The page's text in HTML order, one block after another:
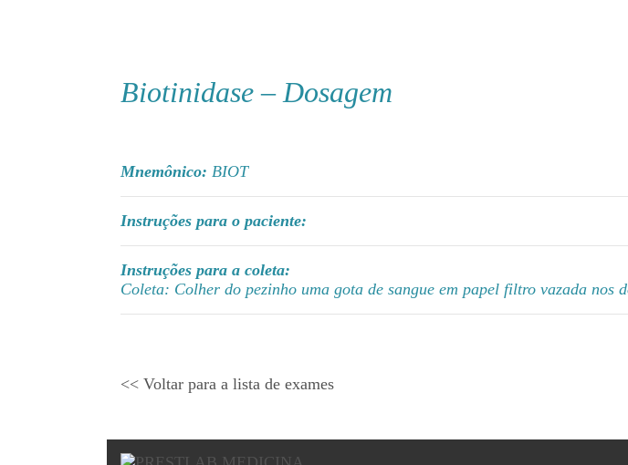
Biotinidase – Dosagem
Mnemônico: BIOT
Instruções para o paciente:
Instruções para a coleta:
Coleta: Colher do pezinho uma gota de sangue em papel filtro vazada
<< Voltar para a lista de exames